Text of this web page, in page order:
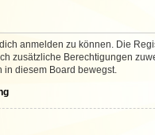
anmelden zu können. Die
zusätzliche Berechtigungen
diesem Board bewegst.